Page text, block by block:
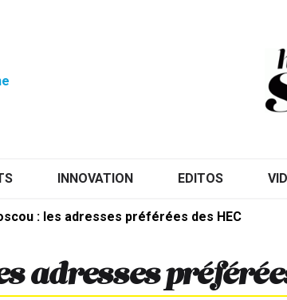
INNOVATION EDITOS
: les adresses préférées des HEC
adresses